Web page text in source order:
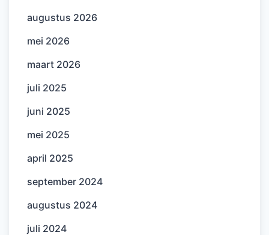
augustus 2026
mei 2026
maart 2026
juli 2025
juni 2025
mei 2025
april 2025
september 2024
augustus 2024
juli 2024